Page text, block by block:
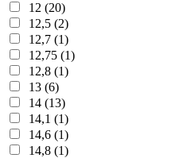
12 (20)
12,5 (2)
12,7 (1)
12,75 (1)
12,8 (1)
13 (6)
14 (13)
14,1 (1)
14,6 (1)
14,8 (1)